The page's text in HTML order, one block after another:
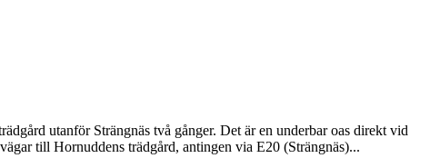
utanför Strängnäs två gånger. Det är en underbar oas direkt vid
till Hornuddens trädgård, antingen via E20 (Strängnäs)...